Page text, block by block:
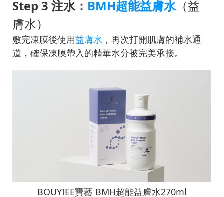
Step 3 注水： BMH超能益膚水（益
膚水）
敷完凍膜後使用益膚水 ，再次打開肌膚的補水通
道，確保凍膜帶入的精華水分被完美承接。
BOUYIEE寶藝 BMH超能益膚水270ml